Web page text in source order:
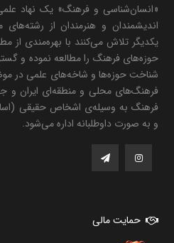
«انسان‌شناسی و فرهنگ» یک نهاد علمی
اندیشمندان و هنرمندان از رشته‌های
یکدیگر تلاش می‌کنند با بهره‌مندی از
حوزه‌های فرهنگ را مطالعه نموده و
شناخت حوزه‌ها و شاخه‌های علمی در
فرهنگ‌های محلی و منطقه‌ای ایران و
فرهنگ به وسیله‌ی اشخاص حقیقی
و به صورت داوطلبانه اداره می‌شود.
حمایت مالی